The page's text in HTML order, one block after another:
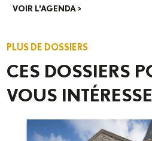
VOIR L'AGENDA >
PLUS DE DOSSIERS
CES DOSSIERS
VOUS